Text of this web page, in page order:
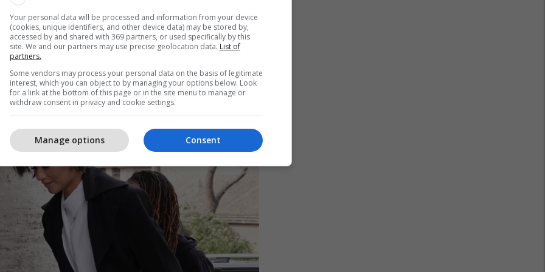
Në vitet e fundit, me pantallona të tilla shpesh
atlete apo sandale minimaliste, zgjedhje
Megjithatë, Zendaya vendosi të rikthehet te
këpucë elegante me majë dhe taka të larta,
finesë të veçantë, transmeton Telegrafi.
Your personal data will be processed and information from your device
(cookies, unique identifiers, and other device data) may be stored by,
accessed by and shared with 369 partners, or used specifically by this
site. We and our partners may use precise geolocation data. List of
partners.
Some vendors may process your personal data on the basis of legitimate
interest, which you can object to by managing your options below. Look
for a link at the bottom of this page or in the site menu to manage or
withdraw consent in privacy and cookie settings.
Consent
Manage options